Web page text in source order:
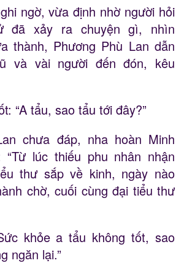
ngờ, vừa định nhờ người hỏi
đã xảy ra chuyện gì, nhìn
thành, Phương Phù Lan dẫn
và vài người đến đón, kêu
“A tẩu, sao tẩu tới đây?”
chưa đáp, nha hoàn Minh
“Từ lúc thiếu phu nhân nhận
thư sắp về kinh, ngày nào
chờ, cuối cùng đại tiểu thư
khỏe a tẩu không tốt, sao
ngăn lại.”